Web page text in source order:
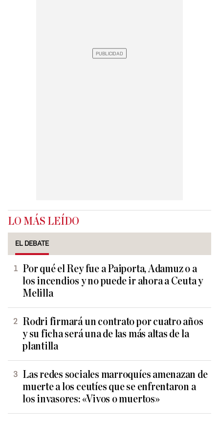
LO MÁS LEÍDO
EL DEBATE
Por qué el Rey fue a Paiporta, Adamuz o a
los incendios y no puede ir ahora a Ceuta y
Melilla
Rodri firmará un contrato por cuatro años
y su ficha será una de las más altas de la
plantilla
Las redes sociales marroquíes amenazan de
muerte a los ceutíes que se enfrentaron a
los invasores: «Vivos o muertos»